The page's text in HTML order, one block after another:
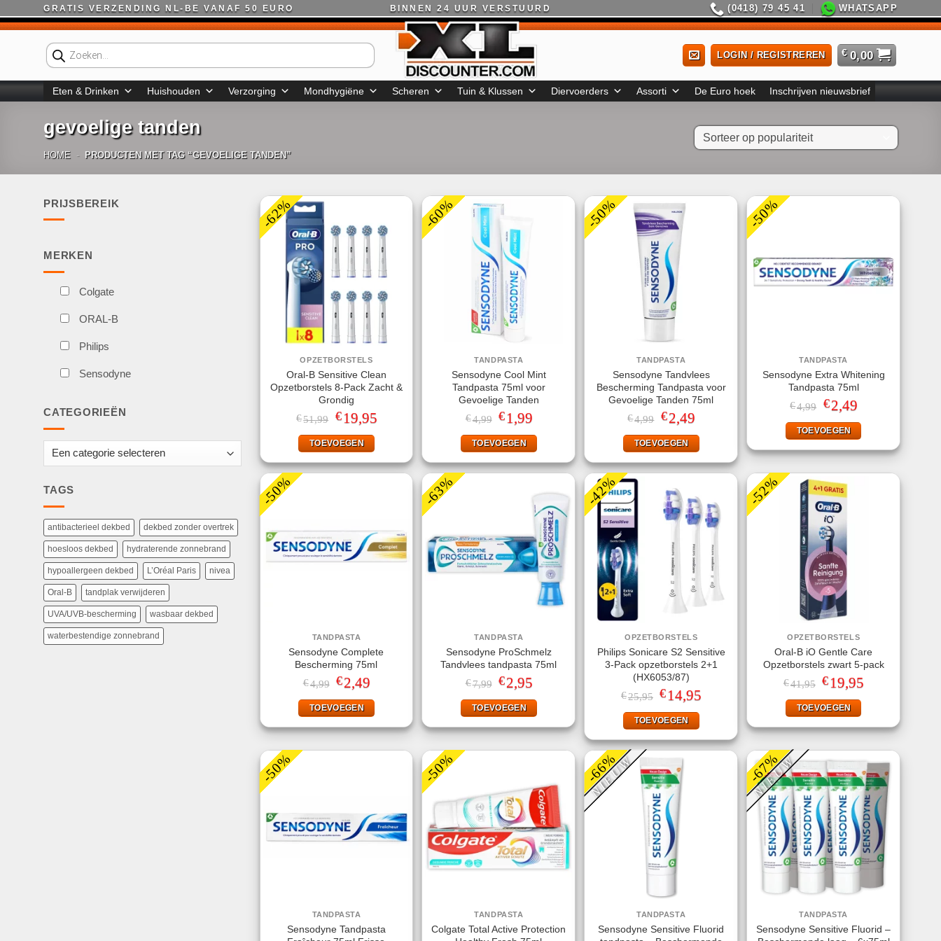
naar
GRATIS VERZENDING NL-BE VANAF 50 EURO BINNEN 24 UUR VERSTUURD (0418) 79 45 41 WHATSAPP
Producten
zoeken
LOGIN / REGISTREREN € 0,00
Eten & Drinken Huishouden Verzorging Mondhygiëne Scheren Tuin & Klussen Diervoerders Assorti De Euro hoek Inschrijven nieuwsbrief
gevoelige tanden
HOME - PRODUCTEN MET TAG “GEVOELIGE TANDEN”
PRIJSBEREIK
MERKEN
Colgate
ORAL-B
Philips
Sensodyne
CATEGORIEËN
TAGS
antibacterieel dekbed dekbed zonder overtrek
hoesloos dekbed hydraterende zonnebrand
hypoallergeen dekbed L’Oréal Paris nivea
Oral-B tandplak verwijderen
UVA/UVB-bescherming wasbaar dekbed
waterbestendige zonnebrand
-62%
OPZETBORSTELS
Oral-B Sensitive Clean
Opzetborstels 8-Pack Zacht &
Grondig
€51,99
Oorspronkelijke
prijs
was:
€51,99.
€ 19,95Huidige
prijs
is:
TOEVOEGEN
-60%
TANDPASTA
Sensodyne Cool Mint
Tandpasta 75ml voor
Gevoelige Tanden
€4,99 Oorspronkelijke
prijs
was:
€4,99.
€ 1,99Huidige
prijs
is:
€1,99.
TOEVOEGEN
-50%
TANDPASTA
Sensodyne Tandvlees
Bescherming Tandpasta voor
Gevoelige Tanden 75ml
€4,99 Oorspronkelijke
prijs
was:
€4,99.
€2,49Huidige
prijs
is:
€2,49.
TOEVOEGEN
-50%
TANDPASTA
Sensodyne Extra Whitening
Tandpasta 75ml
€4,99
Oorspronkelijke
prijs
was:
€4,99.
€2,49Huidige
prijs
is:
€2,49.
TOEVOEGEN
-50%
TANDPASTA
Sensodyne Complete
Bescherming 75ml
€4,99 Oorspronkelijke
prijs
was:
€4,99.
€2,49Huidige
prijs
is:
€2,49.
TOEVOEGEN
-63%
TANDPASTA
Sensodyne ProSchmelz
Tandvlees tandpasta 75ml
€7,99 Oorspronkelijke
prijs
was:
€7,99.
€2,95Huidige
prijs
is:
€2,95.
TOEVOEGEN
-42%
OPZETBORSTELS
Philips Sonicare S2 Sensitive
3-Pack opzetborstels 2+1
(HX6053/87)
€25,95 Oorspronkelijke
prijs
was:
€25,95.
€ 14,95Huidige
prijs
is:
TOEVOEGEN
-52%
OPZETBORSTELS
Oral-B iO Gentle Care
Opzetborstels zwart 5-pack
€41,95 Oorspronkelijke
prijs
was:
€41,95.
€ 19,95Huidige
prijs
TOEVOEGEN
-50%
TANDPASTA
Sensodyne Tandpasta
-50%
TANDPASTA
Colgate Total Active Protection
-66%
NIEUW
TANDPASTA
Sensodyne Sensitive Fluorid
-67%
NIEUW
TANDPASTA
Sensodyne Sensitive Fluorid –